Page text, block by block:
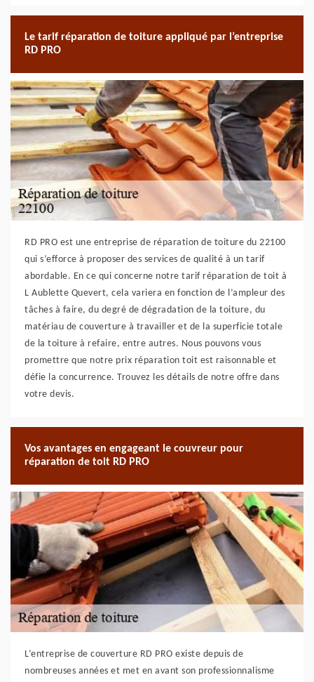
Le tarif réparation de toiture appliqué par l’entreprise
RD PRO
RD PRO est une entreprise de réparation de toiture du 22100
qui s’efforce à proposer des services de qualité à un tarif
abordable. En ce qui concerne notre tarif réparation de toit à
L Aublette Quevert, cela variera en fonction de l’ampleur des
tâches à faire, du degré de dégradation de la toiture, du
matériau de couverture à travailler et de la superficie totale
de la toiture à refaire, entre autres. Nous pouvons vous
promettre que notre prix réparation toit est raisonnable et
défie la concurrence. Trouvez les détails de notre offre dans
votre devis.
Vos avantages en engageant le couvreur pour
réparation de toit RD PRO
L’entreprise de couverture RD PRO existe depuis de
nombreuses années et met en avant son professionnalisme